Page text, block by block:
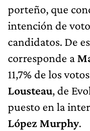
porteño, que
intención de
candidatos. De
corresponde a
11,7% de los
Lousteau, de
puesto en la
López Murphy.